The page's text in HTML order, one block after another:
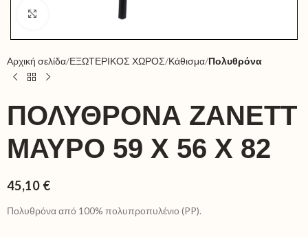
Αρχική σελίδα ΕΞΩΤΕΡΙΚΟΣ ΧΩΡΟΣ Κάθισμα Πολυθρόνα
ΠΟΛΥΘΡΌΝΑ ZANETT
ΜΑΎΡΟ 59 X 56 X 82
45,10 €
Πολυθρόνα από 100% πολυπροπυλένιο (PP).